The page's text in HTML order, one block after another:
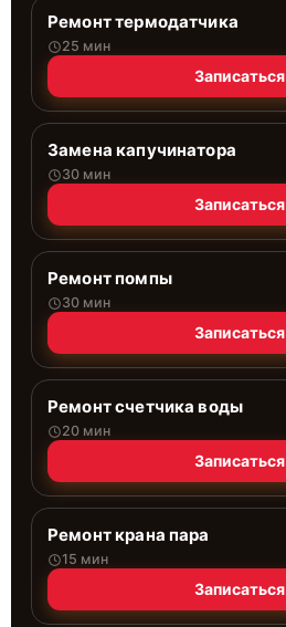
Ремонт термодатчика
25 мин
Записаться
Замена капучинатора
30 мин
Записаться
Ремонт помпы
30 мин
Записаться
Ремонт счетчика воды
20 мин
Записаться
Ремонт крана пара
15 мин
Записаться